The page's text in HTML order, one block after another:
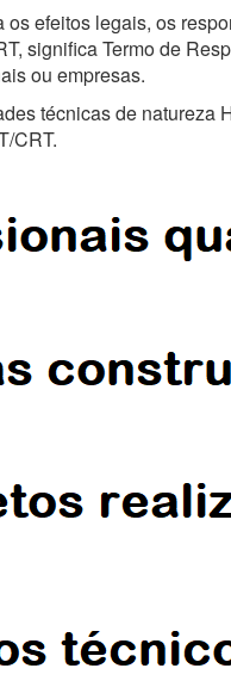
os efeitos legais, os
significa Termo de
ou empresas.
técnicas de
CRT.